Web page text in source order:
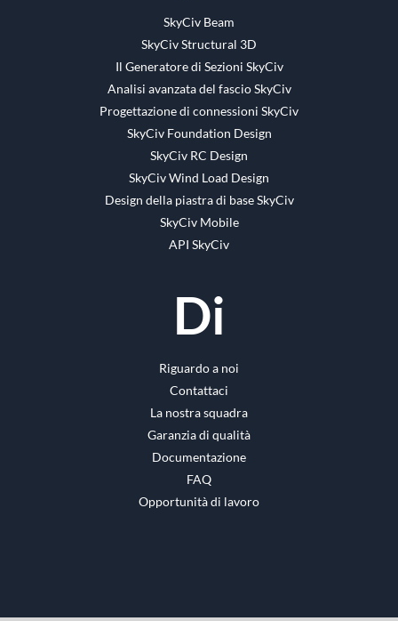
SkyCiv Beam
SkyCiv Structural 3D
Il Generatore di Sezioni SkyCiv
Analisi avanzata del fascio SkyCiv
Progettazione di connessioni SkyCiv
SkyCiv Foundation Design
SkyCiv RC Design
SkyCiv Wind Load Design
Design della piastra di base SkyCiv
SkyCiv Mobile
API SkyCiv
Di
Riguardo a noi
Contattaci
La nostra squadra
Garanzia di qualità
Documentazione
FAQ
Opportunità di lavoro